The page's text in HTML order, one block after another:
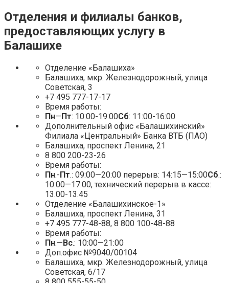
Отделения и филиалы банков,
предоставляющих услугу в
Балашихе
Отделение «Балашиха»
Балашиха, мкр. Железнодорожный, улица
Советская, 3
+7 495 777-17-17
Время работы:
Пн—Пт: 10:00-19:00Сб: 11:00-16:00
Дополнительный офис «Балашихинский»
Филиала «Центральный» Банка ВТБ (ПАО)
Балашиха, проспект Ленина, 21
8 800 200-23-26
Время работы:
Пн.-Пт.: 09:00—20:00 перерыв: 14:15—15:00Сб.:
10:00—17:00, технический перерыв в кассе:
13.00-13.45
Отделение «Балашихинское-1»
Балашиха, проспект Ленина, 31
+7 495 777-48-88, 8 800 100-48-88
Время работы:
Пн.—Вс.: 10:00—21:00
Доп.офис №9040/00104
Балашиха, мкр. Железнодорожный, улица
Советская, 6/17